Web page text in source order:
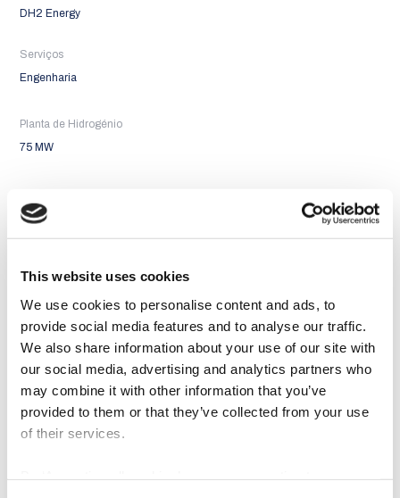
This website uses cookies
We use cookies to personalise content and ads, to
provide social media features and to analyse our traffic.
We also share information about your use of our site with
our social media, advertising and analytics partners who
may combine it with other information that you’ve
provided to them or that they’ve collected from your use
of their services.
DH2 Energy
Serviços
Engenharia
Planta de Hidrogénio
75 MW
A Quadrante concentrou-se na área de basic
Esta etapa é fundamental para garantir que
todos os aspetos técnicos e de engenharia da
unidade são cuidadosamente planeados e
executados, contribuindo para o sucesso e
sustentabilidade do projeto como um todo.